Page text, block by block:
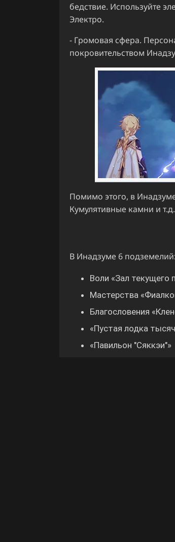
бедствие. Используйте
Электро.
- Громовая сфера.
покровительством
Помимо этого, в
Кумулятивные камни и т.д.
В Инадзуме 6 подземелий:
Воли «Зал текущего
Мастерства
Благословения
«Пустая лодка
«Павильон "Сяккэи"»